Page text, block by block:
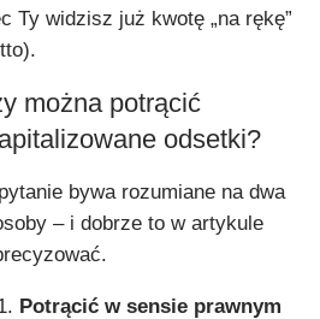
Ty widzisz już kwotę „na rękę”
można potrącić
odsetki?
bywa rozumiane na dwa
– i dobrze to w artykule
Potrącić w sensie prawnym